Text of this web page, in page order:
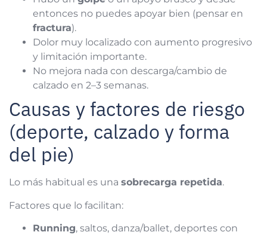
entonces no puedes apoyar bien (pensar en
fractura).
Dolor muy localizado con aumento progresivo
y limitación importante.
No mejora nada con descarga/cambio de
calzado en 2–3 semanas.
Causas y factores de riesgo
(deporte, calzado y forma
del pie)
Lo más habitual es una sobrecarga repetida.
Factores que lo facilitan:
Running, saltos, danza/ballet, deportes con